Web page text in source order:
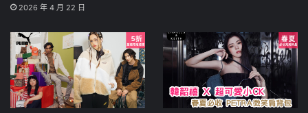
2026 年 4 月 22 日